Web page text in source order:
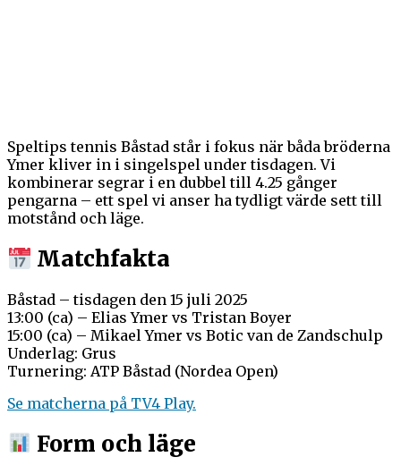
Speltips tennis Båstad står i fokus när båda bröderna
Ymer kliver in i singelspel under tisdagen. Vi
kombinerar segrar i en dubbel till 4.25 gånger
pengarna – ett spel vi anser ha tydligt värde sett till
motstånd och läge.
Matchfakta
Båstad – tisdagen den 15 juli 2025
13:00 (ca) – Elias Ymer vs Tristan Boyer
15:00 (ca) – Mikael Ymer vs Botic van de Zandschulp
Underlag: Grus
Turnering: ATP Båstad (Nordea Open)
Se matcherna på TV4 Play.
Form och läge